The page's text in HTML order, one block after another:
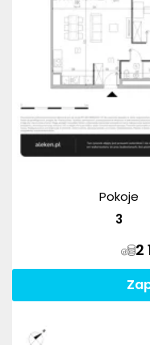
Pokoje
3
2